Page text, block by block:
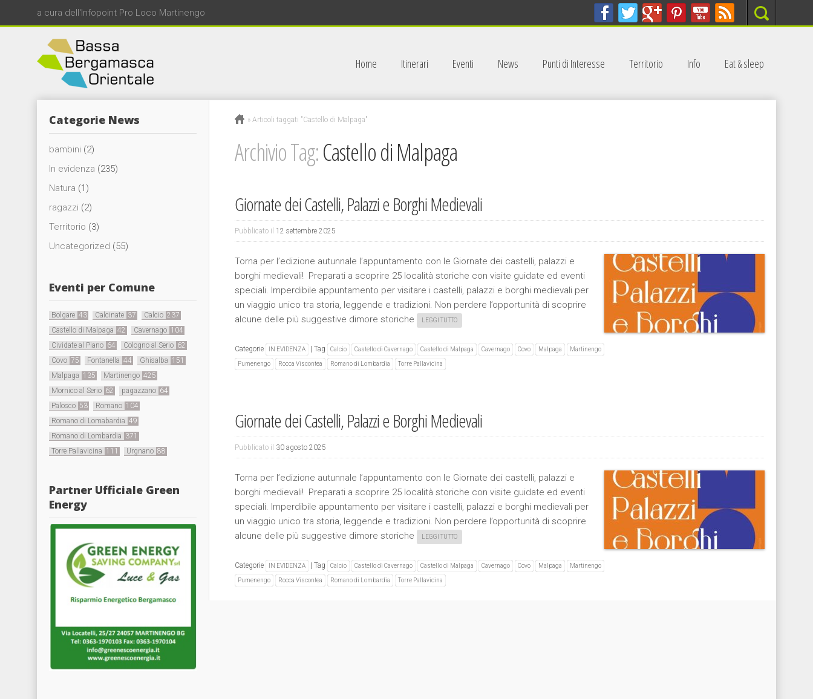
a cura dell'Infopoint Pro Loco Martinengo Search
Home Itinerari Eventi News Punti di Interesse Territorio Info Eat & sleep
» Articoli taggati "Castello di Malpaga"
Archivio Tag:Castello di Malpaga
Giornate dei Castelli, Palazzi e Borghi Medievali
Pubblicato il 12 settembre 2025
Torna per l’edizione autunnale l’appuntamento con le Giornate dei castelli, palazzi e
borghi medievali! Preparati a scoprire 25 località storiche con visite guidate ed eventi
speciali. Imperdibile appuntamento per visitare i castelli, palazzi e borghi medievali per
un viaggio unico tra storia, leggende e tradizioni. Non perdere l’opportunità di scoprire
alcune delle più suggestive dimore storiche
LEGGI TUTTO
Categorie IN EVIDENZA | Tag Calcio Castello di Cavernago Castello di Malpaga Cavernago Covo Malpaga Martinengo
Pumenengo Rocca Viscontea Romano di Lombardia Torre Pallavicina
Giornate dei Castelli, Palazzi e Borghi Medievali
Pubblicato il 30 agosto 2025
Torna per l’edizione autunnale l’appuntamento con le Giornate dei castelli, palazzi e
borghi medievali! Preparati a scoprire 25 località storiche con visite guidate ed eventi
speciali. Imperdibile appuntamento per visitare i castelli, palazzi e borghi medievali per
un viaggio unico tra storia, leggende e tradizioni. Non perdere l’opportunità di scoprire
alcune delle più suggestive dimore storiche
LEGGI TUTTO
Categorie IN EVIDENZA | Tag Calcio Castello di Cavernago Castello di Malpaga Cavernago Covo Malpaga Martinengo
Pumenengo Rocca Viscontea Romano di Lombardia Torre Pallavicina
Categorie News
bambini (2)
In evidenza (235)
Natura (1)
ragazzi (2)
Territorio (3)
Uncategorized (55)
Eventi per Comune
Bolgare 43 Calcinate 37 Calcio 237
Castello di Malpaga 42 Cavernago 104
Cividate al Piano 64 Cologno al Serio 62
Covo 75 Fontanella 44 Ghisalba 151
Malpaga 135 Martinengo 425
Mornico al Serio 62 pagazzano 64
Palosco 53 Romano 104
Romano di Lomabardia 49
Romano di Lombardia 371
Torre Pallavicina 111 Urgnano 88
Partner Ufficiale Green
Energy